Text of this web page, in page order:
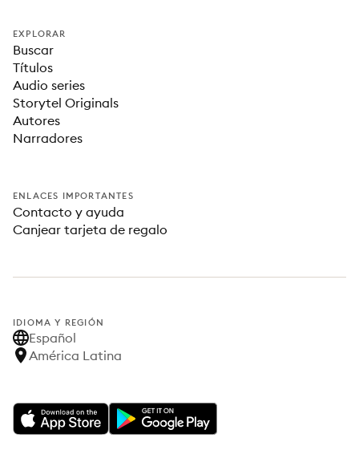
EXPLORAR
Buscar
Títulos
Audio series
Storytel Originals
Autores
Narradores
ENLACES IMPORTANTES
Contacto y ayuda
Canjear tarjeta de regalo
IDIOMA Y REGIÓN
Español
América Latina